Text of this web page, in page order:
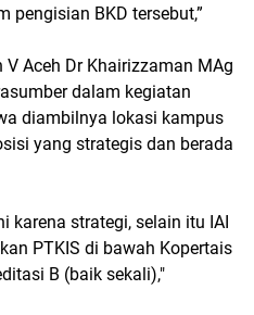
pengisian BKD tersebut,”
Aceh Dr Khairizzaman MAg
dalam kegiatan
diambilnya lokasi kampus
yang strategis dan berada
karena strategi, selain itu IAI
PTKIS di bawah Kopertais
B (baik sekali),"